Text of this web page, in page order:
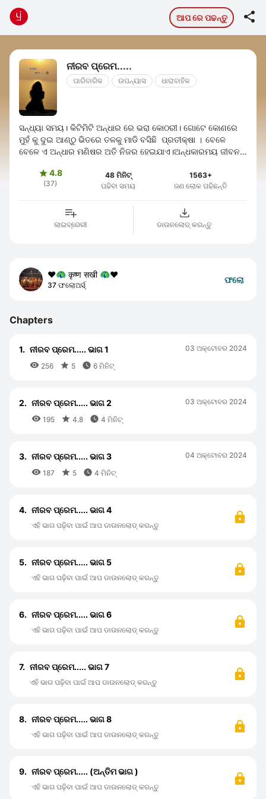
ଆପ ରେ ପଢନ୍ତୁ 
ନୀରବ ପ୍ରେମ.....
ପାରିବାରିକ ଉପନ୍ୟାସ ଧାରାବାହିକ
ସନ୍ଧ୍ୟା ସମୟ। କିଟିମିଟି ଅନ୍ଧାର ରେ ଭରା କୋଠରୀ। ଗୋଟେ କୋଣରେ
ମୁହଁ କୁ ଦୁଇ ଆଣ୍ଠୁ ଭିତରେ ତଳକୁ ମାଡି ବସିଛି ପ୍ରତୀକ୍ଷା । ବେଳେ
ବେଳେ ଏ ଅନ୍ଧାର ମଣିଷର ଅତି ନିଜର ହେଇଯାଏ।ଅନ୍ଧକାରମୟ ଜୀବନ
4.8
(37)
48 ମିନିଟ୍
ପଢିବା ସମୟ
1563+
ଜଣ ଲୋକ ପଢିଛନ୍ତି
ଲାଇବ୍ରେରୀ ଡାଉନଲୋଡ୍ କରନ୍ତୁ
❤️🦚 कृष्ण सखी 🦚❤️
37 ଫଲୋଅର୍ସ୍
ଫଲୋ
Chapters
1. ନୀରବ ପ୍ରେମ..... ଭାଗ 1
 256  5  6 ମିନିଟ୍
03 ଅକ୍ଟୋବର 2024
2. ନୀରବ ପ୍ରେମ..... ଭାଗ 2
 195  4.8  4 ମିନିଟ୍
03 ଅକ୍ଟୋବର 2024
3. ନୀରବ ପ୍ରେମ..... ଭାଗ 3
 187  5  4 ମିନିଟ୍
04 ଅକ୍ଟୋବର 2024
4. ନୀରବ ପ୍ରେମ..... ଭାଗ 4
ଏହି ଭାଗ ପଢ଼ିବା ପାଇଁ ଆପ ଡାଉନଲୋଡ୍ କରନ୍ତୁ
5. ନୀରବ ପ୍ରେମ..... ଭାଗ 5
ଏହି ଭାଗ ପଢ଼ିବା ପାଇଁ ଆପ ଡାଉନଲୋଡ୍ କରନ୍ତୁ
6. ନୀରବ ପ୍ରେମ..... ଭାଗ 6
ଏହି ଭାଗ ପଢ଼ିବା ପାଇଁ ଆପ ଡାଉନଲୋଡ୍ କରନ୍ତୁ
7. ନୀରବ ପ୍ରେମ..... ଭାଗ 7
ଏହି ଭାଗ ପଢ଼ିବା ପାଇଁ ଆପ ଡାଉନଲୋଡ୍ କରନ୍ତୁ
8. ନୀରବ ପ୍ରେମ..... ଭାଗ 8
ଏହି ଭାଗ ପଢ଼ିବା ପାଇଁ ଆପ ଡାଉନଲୋଡ୍ କରନ୍ତୁ
9. ନୀରବ ପ୍ରେମ..... (ଅନ୍ତିମ ଭାଗ )
ଏହି ଭାଗ ପଢ଼ିବା ପାଇଁ ଆପ ଡାଉନଲୋଡ୍ କରନ୍ତୁ